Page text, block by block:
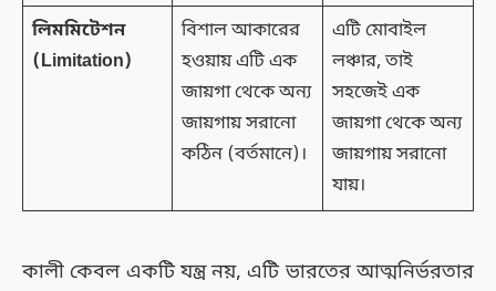
লিমমিটেশন
(Limitation)
বিশাল আকারের
হওয়ায় এটি এক
জায়গা থেকে অন্য
জায়গায় সরানো
কঠিন (বর্তমানে)।
এটি মোবাইল
লঞ্চার, তাই
সহজেই এক
জায়গা থেকে অন্য
জায়গায় সরানো
যায়।
কালী কেবল একটি যন্ত্র নয়, এটি ভারতের আত্মনির্ভরতার